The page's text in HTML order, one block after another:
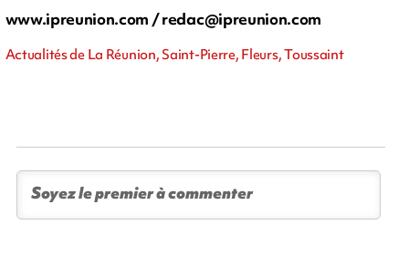
www.ipreunion.com /redac@ipreunion.com
Actualités de La Réunion, Saint-Pierre, Fleurs, Toussaint